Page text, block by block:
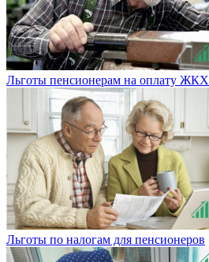
Льготы пенсионерам на оплату ЖКХ
Льготы по налогам для пенсионеров